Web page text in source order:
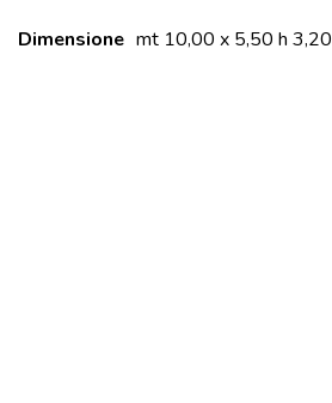
Dimensione mt 10,00 x 5,50 h 3,20